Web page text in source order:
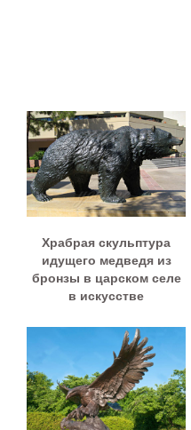
Храбрая скульптура
идущего медведя из
бронзы в царском селе
в искусстве